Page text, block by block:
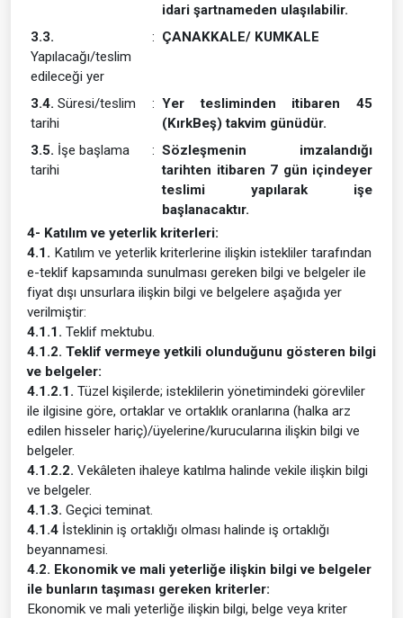
idari şartnameden ulaşılabilir.
3.3.
Yapılacağı/teslim
edileceği yer
: ÇANAKKALE/ KUMKALE
3.4. Süresi/teslim
tarihi
: Yer tesliminden itibaren 45
(KırkBeş) takvim günüdür.
3.5. İşe başlama
tarihi
: Sözleşmenin imzalandığı
tarihten itibaren 7 gün içindeyer
teslimi yapılarak işe
başlanacaktır.
4- Katılım ve yeterlik kriterleri:
4.1. Katılım ve yeterlik kriterlerine ilişkin istekliler tarafından
e-teklif kapsamında sunulması gereken bilgi ve belgeler ile
fiyat dışı unsurlara ilişkin bilgi ve belgelere aşağıda yer
verilmiştir:
4.1.1. Teklif mektubu.
4.1.2. Teklif vermeye yetkili olunduğunu gösteren bilgi
ve belgeler:
4.1.2.1. Tüzel kişilerde; isteklilerin yönetimindeki görevliler
ile ilgisine göre, ortaklar ve ortaklık oranlarına (halka arz
edilen hisseler hariç)/üyelerine/kurucularına ilişkin bilgi ve
belgeler.
4.1.2.2. Vekâleten ihaleye katılma halinde vekile ilişkin bilgi
ve belgeler.
4.1.3. Geçici teminat.
4.1.4 İsteklinin iş ortaklığı olması halinde iş ortaklığı
beyannamesi.
4.2. Ekonomik ve mali yeterliğe ilişkin bilgi ve belgeler
ile bunların taşıması gereken kriterler:
Ekonomik ve mali yeterliğe ilişkin bilgi, belge veya kriter